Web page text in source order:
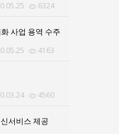
6324
사업 용역 수주
4163
4560
서비스 제공